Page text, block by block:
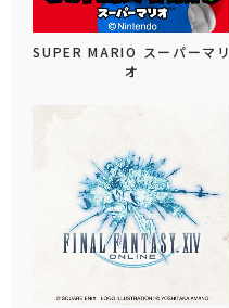
SUPER MARIO スーパーマリ
オ